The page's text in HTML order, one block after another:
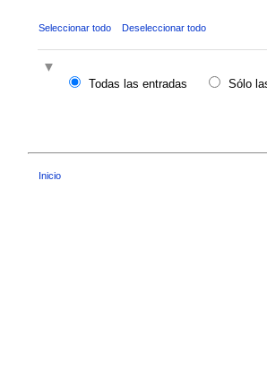
Seleccionar todo Deseleccionar todo
Todas las entradas
Sólo
Inicio